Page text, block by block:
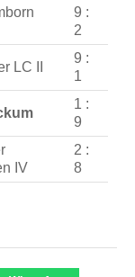
9 :
2
LC II
9 :
1
1 :
9
IV
2 :
8